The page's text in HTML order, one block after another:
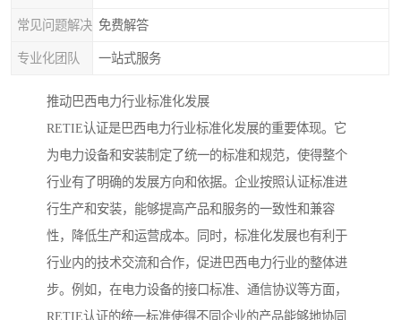
常见问题解决 免费解答
专业化团队 一站式服务
推动巴西电力行业标准化发展
RETIE认证是巴西电力行业标准化发展的重要体现。它
为电力设备和安装制定了统一的标准和规范，使得整个
行业有了明确的发展方向和依据。企业按照认证标准进
行生产和安装，能够提高产品和服务的一致性和兼容
性，降低生产和运营成本。同时，标准化发展也有利于
行业内的技术交流和合作，促进巴西电力行业的整体进
步。例如，在电力设备的接口标准、通信协议等方面，
RETIE认证的统一标准使得不同企业的产品能够地协同